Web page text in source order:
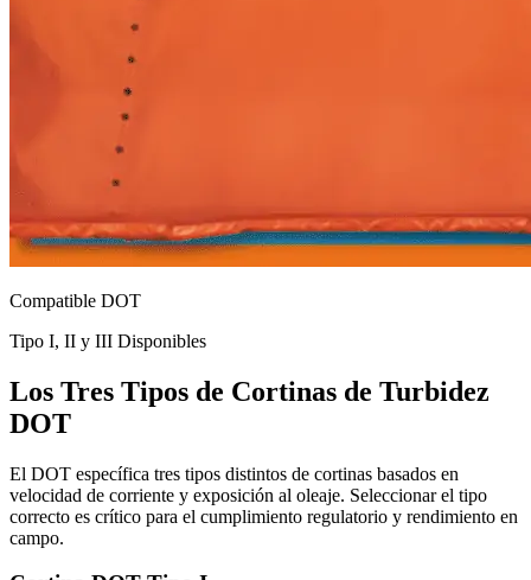
Compatible DOT
Tipo I, II y III Disponibles
Los Tres Tipos de Cortinas de Turbidez
DOT
El DOT específica tres tipos distintos de cortinas basados en
velocidad de corriente y exposición al oleaje. Seleccionar el tipo
correcto es crítico para el cumplimiento regulatorio y rendimiento en
campo.